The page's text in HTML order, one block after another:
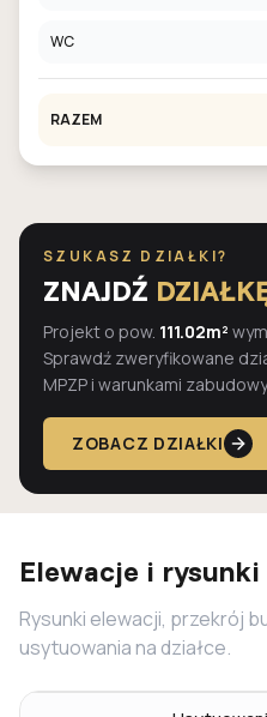
WC
RAZEM
SZUKASZ DZIAŁKI?
ZNAJDŹ
Projekt o pow. 111.02m²
Sprawdź zweryfikowane
MPZP i warunkami
ZOBACZ DZIAŁKI
Elewacje i
Rysunki elewacji, przekrój
usytuowania na działce.